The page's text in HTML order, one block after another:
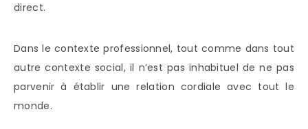
direct.
Dans le contexte professionnel, tout comme dans tout
autre contexte social, il n’est pas inhabituel de ne pas
parvenir à établir une relation cordiale avec tout le
monde.